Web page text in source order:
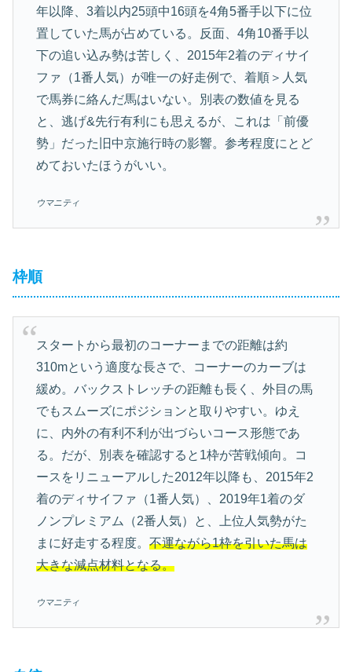
年以降、3着以内25頭中16頭を4角5番手以下に位
置していた馬が占めている。反面、4角10番手以
下の追い込み勢は苦しく、2015年2着のディサイ
ファ（1番人気）が唯一の好走例で、着順＞人気
で馬券に絡んだ馬はいない。別表の数値を見る
と、逃げ&先行有利にも思えるが、これは「前優
勢」だった旧中京施行時の影響。参考程度にとど
めておいたほうがいい。
ウマニティ
枠順
スタートから最初のコーナーまでの距離は約
310mという適度な長さで、コーナーのカーブは
緩め。バックストレッチの距離も長く、外目の馬
でもスムーズにポジションと取りやすい。ゆえ
に、内外の有利不利が出づらいコース形態であ
る。だが、別表を確認すると1枠が苦戦傾向。コ
ースをリニューアルした2012年以降も、2015年2
着のディサイファ（1番人気）、2019年1着のダ
ノンプレミアム（2番人気）と、上位人気勢がた
まに好走する程度。 不運ながら1枠を引いた馬は
大きな減点材料となる。
ウマニティ